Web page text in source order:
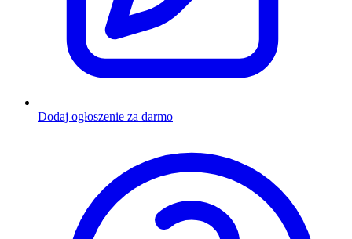
Dodaj ogłoszenie za darmo